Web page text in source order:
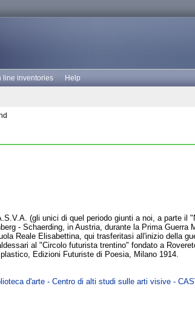
line inventories Help
(gli unici di quel periodo giunti a noi, a parte il
- Schaerding, in Austria, durante la Prima
Reale Elisabettina, qui trasferitasi all'inizio della
al "Circolo futurista trentino" fondato a
Edizioni Futuriste di Poesia, Milano 1914.
d'arte - Centro di alti studi sulle arti visive -